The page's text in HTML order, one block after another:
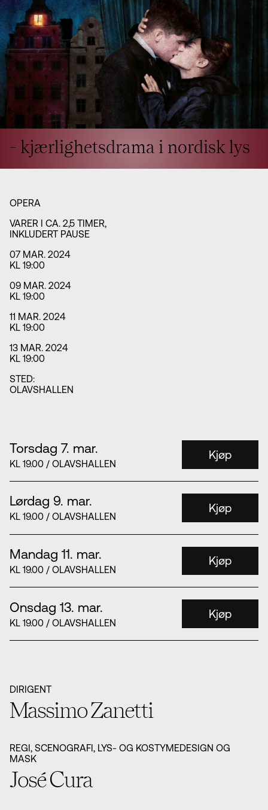
TSOs venner
Bærekraft & samfunn
TSO mot 2030
Opera
Barn & unge
TSO talent
Princess Astrid International Music Competition
Jobbe hos oss
Samarbeidspartnere
Nyheter
- kjærlighetsdrama i nordisk lys
07 MAR. 2024
KL 19:00
09 MAR. 2024
KL 19:00
11 MAR. 2024
KL 19:00
13 MAR. 2024
KL 19:00
OPERA
VARER I CA. 2,5 TIMER,
INKLUDERT PAUSE
STED:
OLAVSHALLEN
Torsdag 7. mar.
KL 19.00 / OLAVSHALLEN
Kjøp
Lørdag 9. mar.
KL 19.00 / OLAVSHALLEN
Kjøp
Mandag 11. mar.
KL 19.00 / OLAVSHALLEN
Kjøp
Onsdag 13. mar.
KL 19.00 / OLAVSHALLEN
Kjøp
DIRIGENT
Massimo Zanetti
REGI, SCENOGRAFI, LYS- OG KOSTYMEDESIGN OG
MASK
José Cura